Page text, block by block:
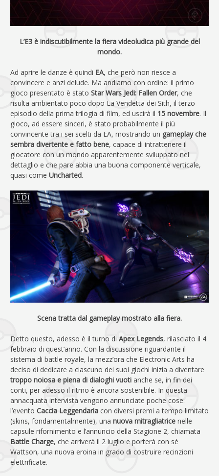
L’E3 è indiscutibilmente la fiera videoludica più grande del
mondo.
Ad aprire le danze è quindi EA, che però non riesce a
convincere e anzi delude. Ma andiamo con ordine: il primo
gioco presentato è stato Star Wars Jedi: Fallen Order, che
risulta ambientato poco dopo La Vendetta dei Sith, il terzo
episodio della prima trilogia di film, ed uscirà il 15 novembre. Il
gioco, ad essere sinceri, è stato probabilmente il più
convincente tra i sei scelti da EA, mostrando un gameplay che
sembra divertente e fatto bene, capace di intrattenere il
giocatore con un mondo apparentemente sviluppato nel
dettaglio e che pare abbia una buona componente verticale,
quasi come Uncharted.
Scena tratta dal gameplay mostrato alla fiera.
Detto questo, adesso è il turno di Apex Legends, rilasciato il 4
febbraio di quest’anno. Con la discussione riguardante il
sistema di battle royale, la mezz’ora che Electronic Arts ha
deciso di dedicare a ciascuno dei suoi giochi inizia a diventare
troppo noiosa e piena di dialoghi vuoti anche se, in fin dei
conti, per adesso il ritmo è ancora sostenibile. In questa
annacquata intervista vengono annunciate poche cose:
l’evento Caccia Leggendaria con diversi premi a tempo limitato
(skins, fondamentalmente), una nuova mitragliatrice nelle
capsule rifornimento e l’annuncio della Stagione 2, chiamata
Battle Charge, che arriverà il 2 luglio e porterà con sé
Wattson, una nuova eroina in grado di costruire recinzioni
elettrificate.